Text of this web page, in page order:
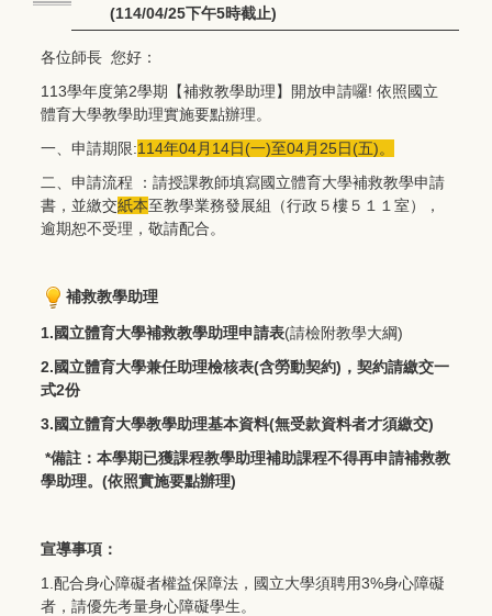
(114/04/25下午5時截止)
各位師長 您好：
113學年度第2學期【補救教學助理】開放申請囉! 依照國立
體育大學教學助理實施要點辦理。
一、申請期限:114年04月14日(一)至04月25日(五)。
二、申請流程 ：請授課教師填寫國立體育大學補救教學申請
書，並繳交紙本至教學業務發展組（行政５樓５１１室），
逾期恕不受理，敬請配合。
補救教學助理
1.國立體育大學補救教學助理申請表(請檢附教學大綱)
2.國立體育大學兼任助理檢核表(含勞動契約) ，契約請繳交一
式2份
3.國立體育大學教學助理基本資料(無受款資料者才須繳交)
*備註：本學期已獲課程教學助理補助課程不得再申請補救教
學助理。(依照實施要點辦理)
宣導事項：
1.配合身心障礙者權益保障法，國立大學須聘用3%身心障礙
者，請優先考量身心障礙學生。